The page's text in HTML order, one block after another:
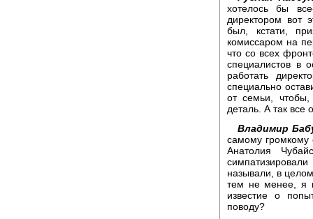
хотелось бы
директором вот
был, кстати,
комиссаром на
что со всех
специалистов в
работать
специально
от семьи, чтобы,
деталь. А так все
Владимир
самому
Анатолия
называли, в
тем не менее, я
известие о
поводу?